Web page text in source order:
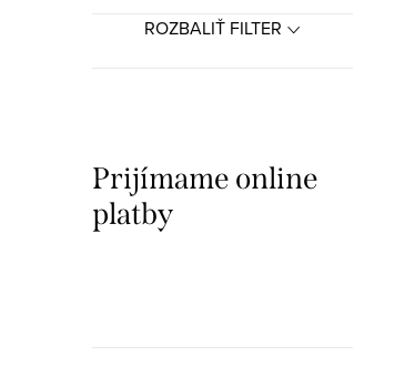
ROZBALIŤ FILTER
Prijímame online
platby